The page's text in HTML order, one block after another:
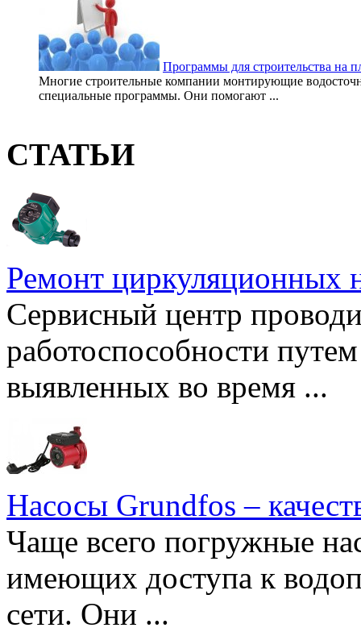
Программы для строительства на
Многие строительные компании монтирующие
специальные программы. Они помогают ...
СТАТЬИ
Ремонт циркуляционных
Сервисный центр
работоспособности
выявленных во время ...
Насосы Grundfos –
Чаще всего погружные
имеющих доступа к
сети. Они ...